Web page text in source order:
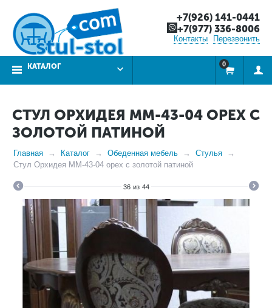
+7(926) 141-0441
+7(977) 336-8006
Контакты Перезвонить
КАТАЛОГ 0
СТУЛ ОРХИДЕЯ ММ-43-04 ОРЕХ С
ЗОЛОТОЙ ПАТИНОЙ
Главная Каталог Обеденная мебель
Стулья
Стул Орхидея ММ-43-04 орех с золотой патиной
36 из 44